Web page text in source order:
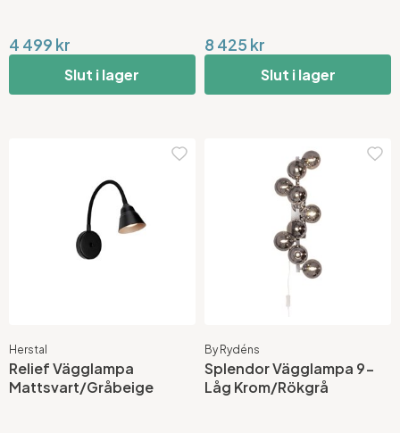
4 499 kr
Slut i lager
8 425 kr
Slut i lager
Herstal
Relief Vägglampa
Mattsvart/Gråbeige
By Rydéns
Splendor Vägglampa 9-
Låg Krom/Rökgrå